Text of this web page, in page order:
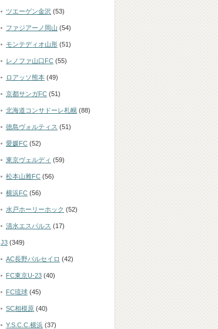
ツエーゲン金沢 (53)
ファジアーノ岡山 (54)
モンテディオ山形 (51)
レノファ山口FC (55)
ロアッソ熊本 (49)
京都サンガFC (51)
北海道コンサドーレ札幌 (88)
徳島ヴォルティス (51)
愛媛FC (52)
東京ヴェルディ (59)
松本山雅FC (56)
横浜FC (56)
水戸ホーリーホック (52)
清水エスパルス (17)
J3 (349)
AC長野パルセイロ (42)
FC東京U-23 (40)
FC琉球 (45)
SC相模原 (40)
Y.S.C.C.横浜 (37)